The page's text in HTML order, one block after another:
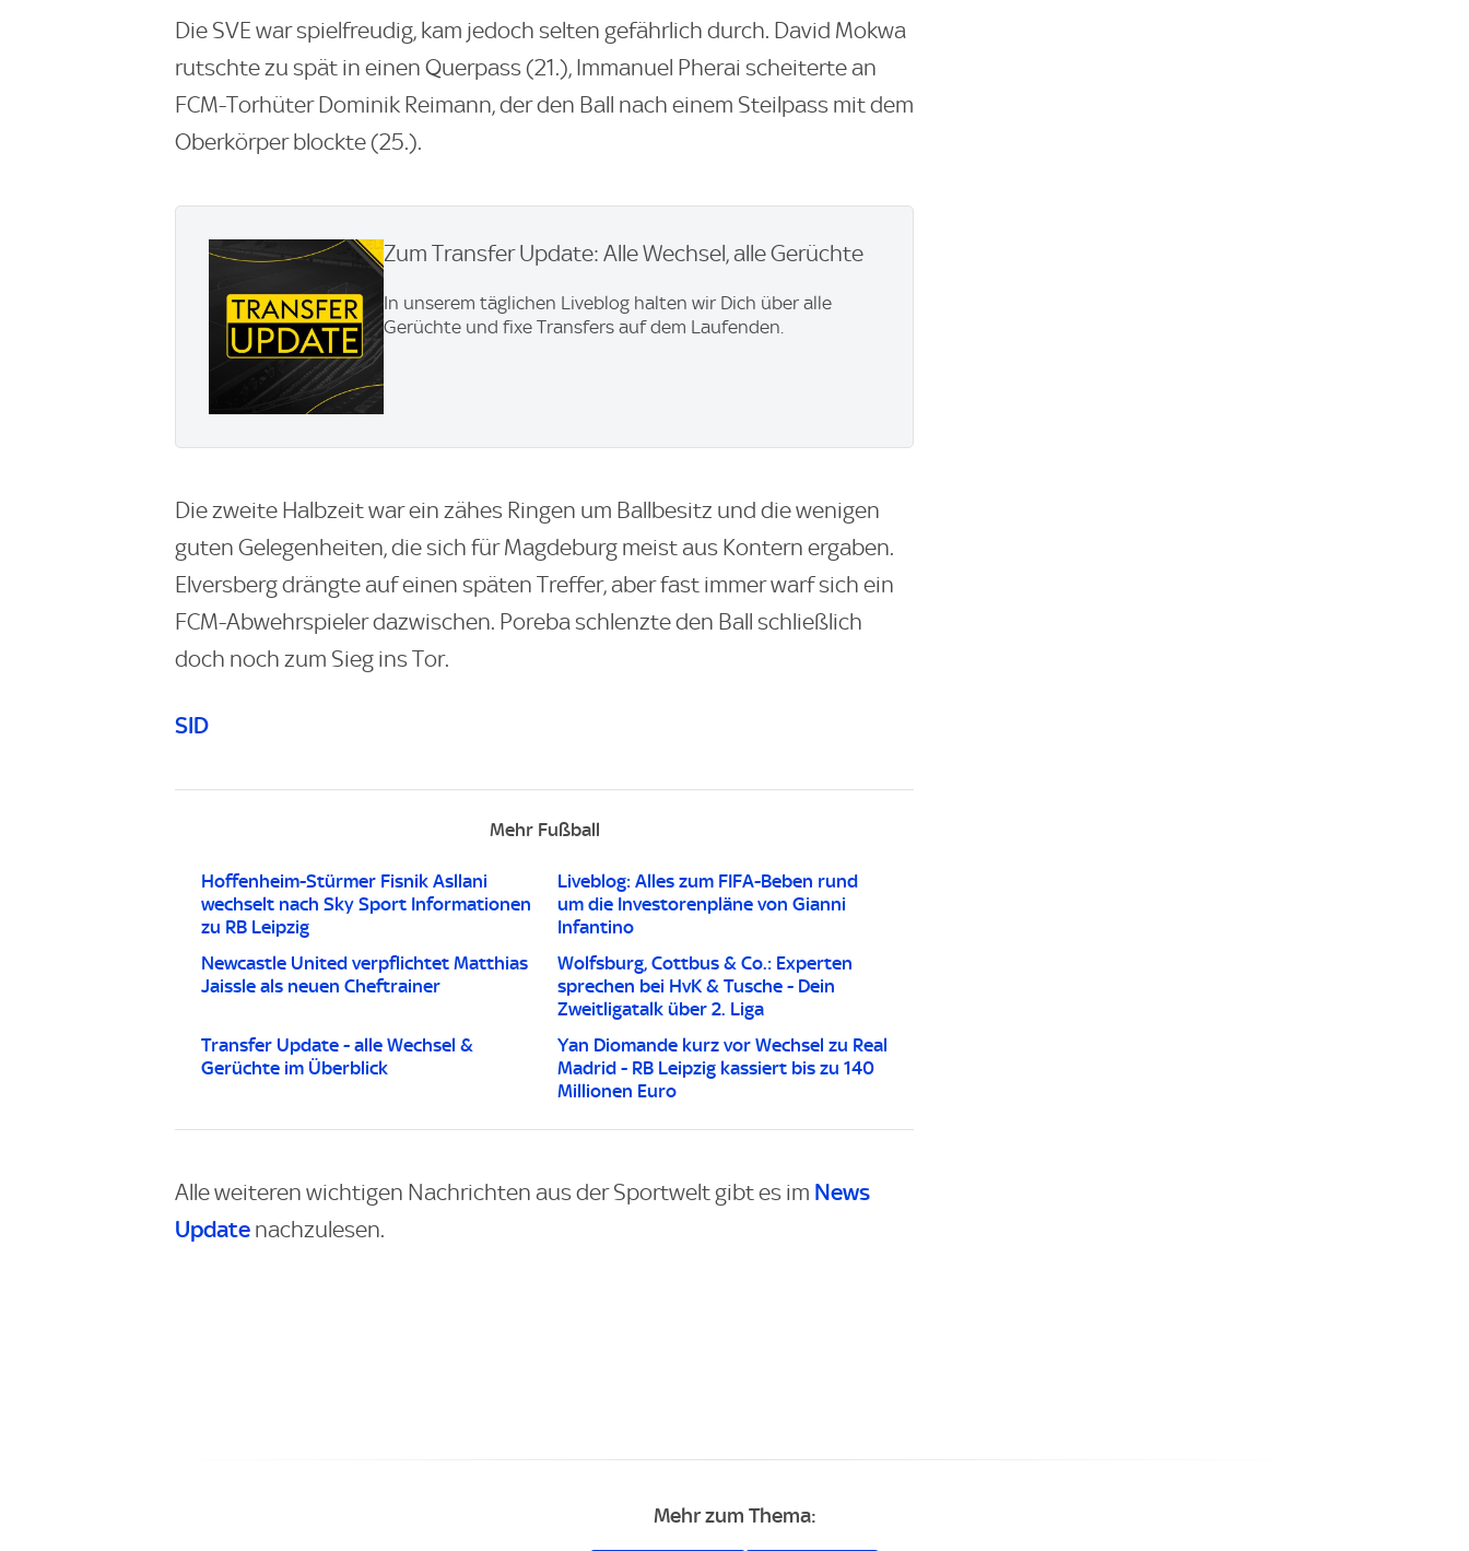
Die SVE war spielfreudig, kam jedoch selten gefährlich durch. David Mokwa
rutschte zu spät in einen Querpass (21.), Immanuel Pherai scheiterte an
FCM-Torhüter Dominik Reimann, der den Ball nach einem Steilpass mit dem
Oberkörper blockte (25.).
Zum Transfer Update: Alle Wechsel, alle Gerüchte
In unserem täglichen Liveblog halten wir Dich über alle
Gerüchte und fixe Transfers auf dem Laufenden.
Die zweite Halbzeit war ein zähes Ringen um Ballbesitz und die wenigen
guten Gelegenheiten, die sich für Magdeburg meist aus Kontern ergaben.
Elversberg drängte auf einen späten Treffer, aber fast immer warf sich ein
FCM-Abwehrspieler dazwischen. Poreba schlenzte den Ball schließlich
doch noch zum Sieg ins Tor.
SID
Mehr Fußball
Hoffenheim-Stürmer Fisnik Asllani
wechselt nach Sky Sport Informationen
zu RB Leipzig
Liveblog: Alles zum FIFA-Beben rund
um die Investorenpläne von Gianni
Infantino
Newcastle United verpflichtet Matthias
Jaissle als neuen Cheftrainer
Wolfsburg, Cottbus & Co.: Experten
sprechen bei HvK & Tusche - Dein
Zweitligatalk über 2. Liga
Transfer Update - alle Wechsel &
Gerüchte im Überblick
Yan Diomande kurz vor Wechsel zu Real
Madrid - RB Leipzig kassiert bis zu 140
Millionen Euro
Alle weiteren wichtigen Nachrichten aus der Sportwelt gibt es im News
Update nachzulesen.
Mehr zum Thema: